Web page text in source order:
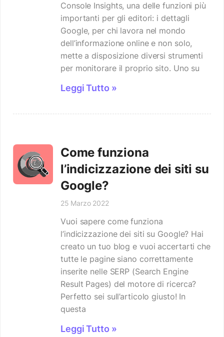
Console Insights, una delle funzioni più
importanti per gli editori: i dettagli
Google, per chi lavora nel mondo
dell’informazione online e non solo,
mette a disposizione diversi strumenti
per monitorare il proprio sito. Uno su
Leggi Tutto »
Come funziona
l’indicizzazione dei siti su
Google?
25 Marzo 2022
Vuoi sapere come funziona
l’indicizzazione dei siti su Google? Hai
creato un tuo blog e vuoi accertarti che
tutte le pagine siano correttamente
inserite nelle SERP (Search Engine
Result Pages) del motore di ricerca?
Perfetto sei sull’articolo giusto! In
questa
Leggi Tutto »